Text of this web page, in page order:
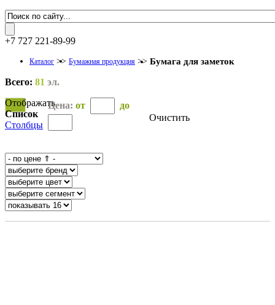
+7 727 221-89-99
Каталог >> Бумажная продукция >> Бумага для заметок
Всего: 81 эл.
Отображать
Список
Столбцы
Цена: от до
Очистить